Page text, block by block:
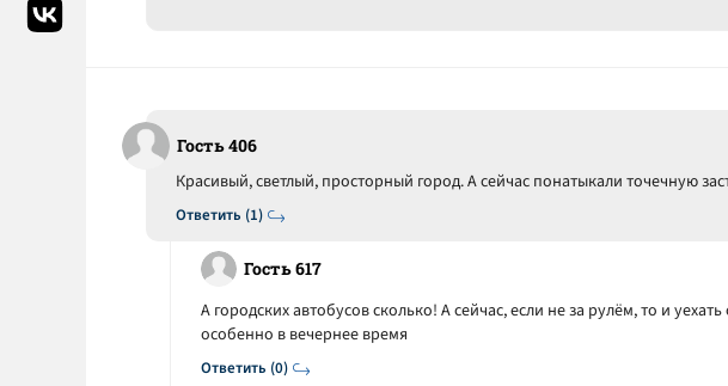
Гость 406
Ответить (1)
Красивый, светлый, просторный город. А сейчас понатыкали точечную
Гость 617
Ответить (0)
А городских автобусов сколько! А сейчас, если не за рулём, то и
особенно в вечернее время